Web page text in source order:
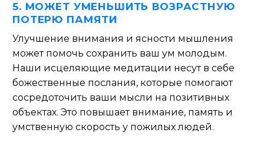
5. МОЖЕТ УМЕНЬШИТЬ ВОЗРАСТНУЮ
ПОТЕРЮ ПАМЯТИ
Улучшение внимания и ясности мышления
может помочь сохранить ваш ум молодым.
Наши исцеляющие медитации несут в себе
божественные послания, которые помогают
сосредоточить ваши мысли на позитивных
объектах. Это повышает внимание, память и
умственную скорость у пожилых людей.